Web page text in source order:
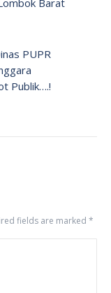
Barat
PUPR
Publik….!
fields are marked *